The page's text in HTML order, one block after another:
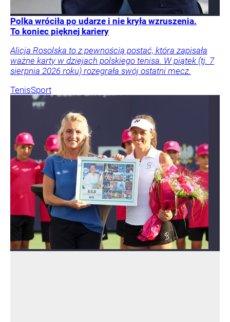
Polka wróciła po udarze i nie kryła wzruszenia.
To koniec pięknej kariery
Alicja Rosolska to z pewnością postać, która zapisała
ważne karty w dziejach polskiego tenisa. W piątek (tj. 7
sierpnia 2026 roku) rozegrała swój ostatni mecz.
TenisSport